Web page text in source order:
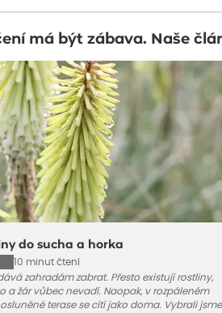
má být zábava. Naše
do sucha a horka
10 minut čtení
zahradám zabrat. Přesto existují rostliny,
a žár vůbec nevadí. Naopak, v rozpáleném
terase se cítí jako doma. Vybrali jsme